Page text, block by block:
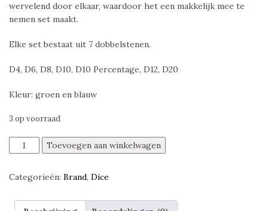
wervelend door elkaar, waardoor het een makkelijk mee te
nemen set maakt.
Elke set bestaat uit 7 dobbelstenen.
D4, D6, D8, D10, D10 Percentage, D12, D20
Kleur: groen en blauw
3 op voorraad
Mini
Dice
Blue
Polyset
Toevoegen aan winkelwagen
Categorieën: Brand, Dice